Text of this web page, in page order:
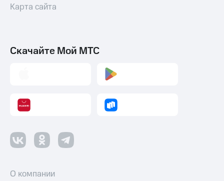
Карта сайта
Скачайте Мой МТС
О компании